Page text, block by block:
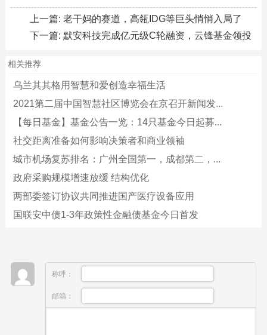
上一篇: 老干妈的赛道，高瓴IDG等巨头悄悄入局了
下一篇: 默安科技完成亿元级C轮融资，云锋基金领投
相关推荐
乌兰其其格用智慧和爱创造幸福生活
2021第二届中国智慧社区博览会在京召开新闻发...
【每日基金】基金公告一览：14只基金今日起募...
社交距离准备如何影响决策者和商业领袖
城市机场复苏排名：广州全国第一，成都第二，...
政府采购规模增速放缓 结构优化
两部委签订协议共同推进国产医疗设备应用
国联安中债1-3年政策性金融债基金今日首发
称呼：
邮箱：